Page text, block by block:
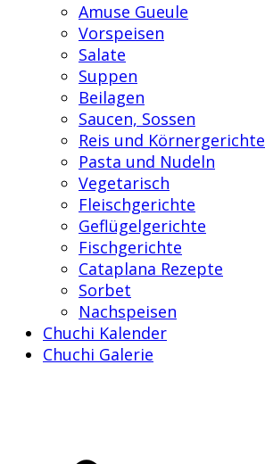
Amuse Gueule
Vorspeisen
Salate
Suppen
Beilagen
Saucen, Sossen
Reis und Körnergerichte
Pasta und Nudeln
Vegetarisch
Fleischgerichte
Geflügelgerichte
Fischgerichte
Cataplana Rezepte
Sorbet
Nachspeisen
Chuchi Kalender
Chuchi Galerie